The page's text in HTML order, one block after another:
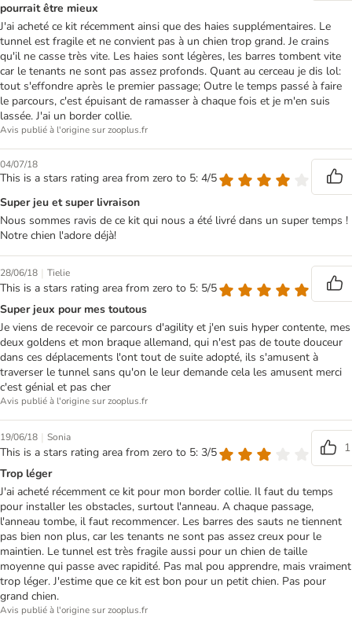
pourrait être mieux
J'ai acheté ce kit récemment ainsi que des haies supplémentaires. Le
tunnel est fragile et ne convient pas à un chien trop grand. Je crains
qu'il ne casse très vite. Les haies sont légères, les barres tombent vite
car le tenants ne sont pas assez profonds. Quant au cerceau je dis lol:
tout s'effondre après le premier passage; Outre le temps passé à faire
le parcours, c'est épuisant de ramasser à chaque fois et je m'en suis
lassée. J'ai un border collie.
Avis publié à l'origine sur zooplus.fr
04/07/18
This is a stars rating area from zero to 5: 4/5
Super jeu et super livraison
Nous sommes ravis de ce kit qui nous a été livré dans un super temps !
Notre chien l'adore déjà!
28/06/18 | Tielie
This is a stars rating area from zero to 5: 5/5
Super jeux pour mes toutous
Je viens de recevoir ce parcours d'agility et j'en suis hyper contente, mes
deux goldens et mon braque allemand, qui n'est pas de toute douceur
dans ces déplacements l'ont tout de suite adopté, ils s'amusent à
traverser le tunnel sans qu'on le leur demande cela les amusent merci
c'est génial et pas cher
Avis publié à l'origine sur zooplus.fr
19/06/18 | Sonia
This is a stars rating area from zero to 5: 3/5
1
Trop léger
J'ai acheté récemment ce kit pour mon border collie. Il faut du temps
pour installer les obstacles, surtout l'anneau. A chaque passage,
l'anneau tombe, il faut recommencer. Les barres des sauts ne tiennent
pas bien non plus, car les tenants ne sont pas assez creux pour le
maintien. Le tunnel est très fragile aussi pour un chien de taille
moyenne qui passe avec rapidité. Pas mal pou apprendre, mais vraiment
trop léger. J'estime que ce kit est bon pour un petit chien. Pas pour
grand chien.
Avis publié à l'origine sur zooplus.fr